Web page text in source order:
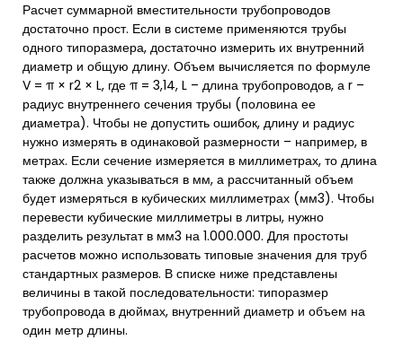
Расчет суммарной вместительности трубопроводов
достаточно прост. Если в системе применяются трубы
одного типоразмера, достаточно измерить их внутренний
диаметр и общую длину. Объем вычисляется по формуле
V = π × r2 × L, где π = 3,14, L – длина трубопроводов, а r –
радиус внутреннего сечения трубы (половина ее
диаметра). Чтобы не допустить ошибок, длину и радиус
нужно измерять в одинаковой размерности – например, в
метрах. Если сечение измеряется в миллиметрах, то длина
также должна указываться в мм, а рассчитанный объем
будет измеряться в кубических миллиметрах (мм3). Чтобы
перевести кубические миллиметры в литры, нужно
разделить результат в мм3 на 1.000.000. Для простоты
расчетов можно использовать типовые значения для труб
стандартных размеров. В списке ниже представлены
величины в такой последовательности: типоразмер
трубопровода в дюймах, внутренний диаметр и объем на
один метр длины.